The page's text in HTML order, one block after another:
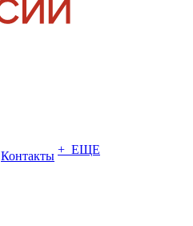
Контакты + ЕЩЕ